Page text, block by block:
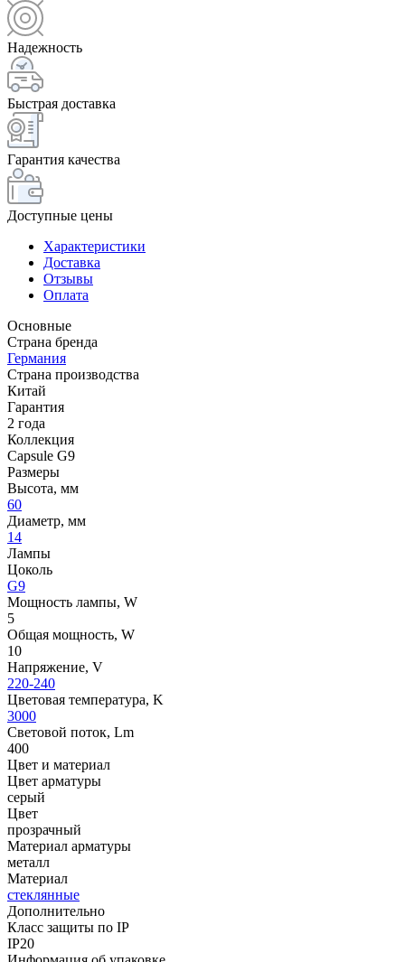
Надежность
Быстрая доставка
Гарантия качества
Доступные цены
Характеристики
Доставка
Отзывы
Оплата
Основные
Страна бренда
Германия
Страна производства
Китай
Гарантия
2 года
Коллекция
Capsule G9
Размеры
Высота, мм
60
Диаметр, мм
14
Лампы
Цоколь
G9
Мощность лампы, W
5
Общая мощность, W
10
Напряжение, V
220-240
Цветовая температура, K
3000
Световой поток, Lm
400
Цвет и материал
Цвет арматуры
серый
Цвет
прозрачный
Материал арматуры
металл
Материал
стеклянные
Дополнительно
Класс защиты по IP
IP20